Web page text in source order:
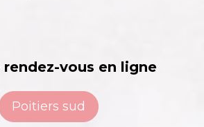
rendez-vous en ligne
Poitiers sud